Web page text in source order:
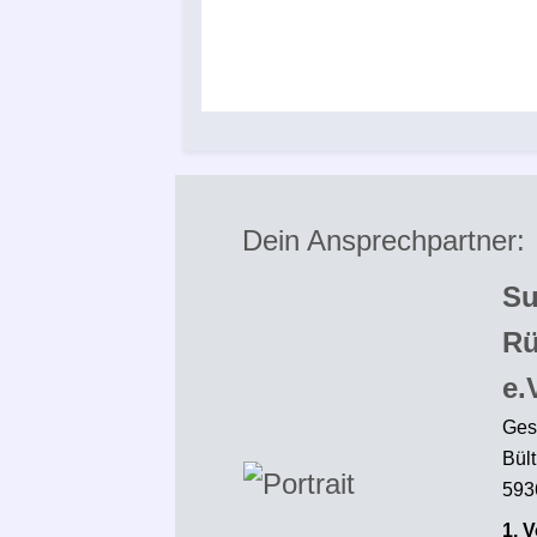
Dein Ansprechpartner:
1.